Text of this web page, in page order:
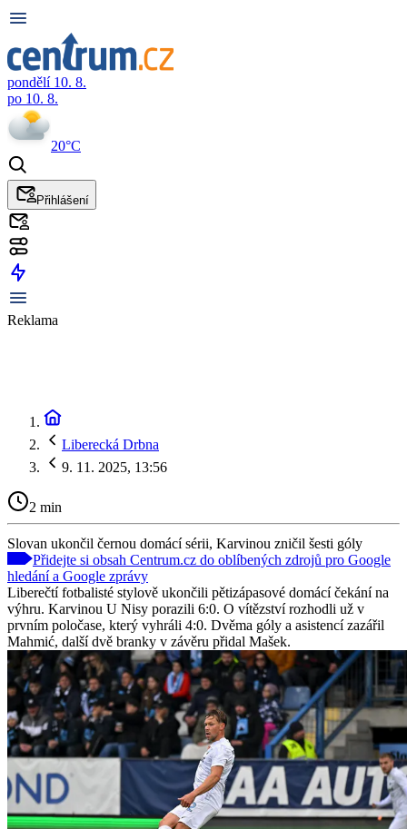
pondělí 10. 8.
po 10. 8.
20°C
Přihlášení
Reklama
Liberecká Drbna
9. 11. 2025, 13:56
2 min
Slovan ukončil černou domácí sérii, Karvinou zničil šesti góly
Přidejte si obsah Centrum.cz do oblíbených zdrojů pro Google
hledání a Google zprávy
Liberečtí fotbalisté stylově ukončili pětizápasové domácí čekání na
výhru. Karvinou U Nisy porazili 6:0. O vítězství rozhodli už v
prvním poločase, který vyhráli 4:0. Dvěma góly a asistencí zazářil
Mahmić, další dvě branky v závěru přidal Mašek.